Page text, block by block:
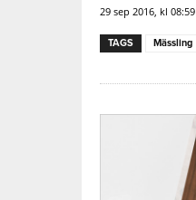
29 sep 2016, kl 08:59
TAGS Mässling